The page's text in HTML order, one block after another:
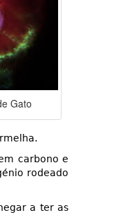
Gato
carbono e
rodeado
a ter as